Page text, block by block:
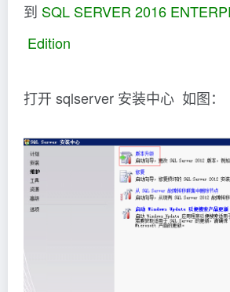
到 SQL SERVER 2016
Edition
打开 sqlserver 安装中心 如图：